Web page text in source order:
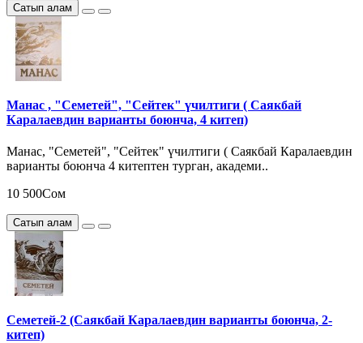
Сатып алам
Манас , "Семетей", "Сейтек" үчилтиги ( Саякбай
Каралаевдин варианты боюнча, 4 китеп)
Манас, "Семетей", "Сейтек" үчилтиги ( Саякбай Каралаевдин
варианты боюнча 4 китептен турган, академи..
10 500Сом
Сатып алам
Семетей-2 (Саякбай Каралаевдин варианты боюнча, 2-
китеп)